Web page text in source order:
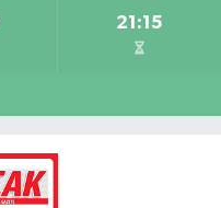
21:15